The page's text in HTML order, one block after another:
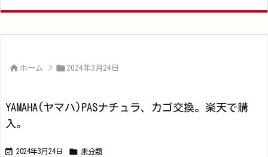
 ホーム >  2024年3月24日
YAMAHA(ヤマハ)PASナチュラ、カゴ交換。楽天で購
入。
 2024年3月24日  未分類